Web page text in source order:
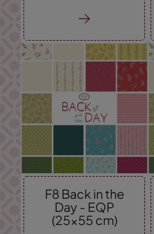
F8 Back in the
Day - EQP
(25x55 cm)